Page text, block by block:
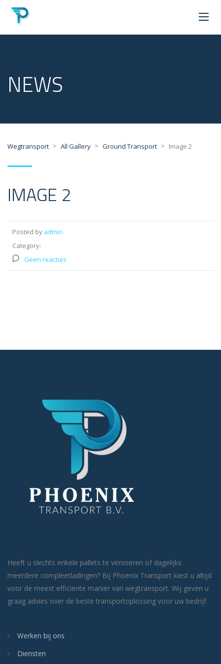
NEWS
Wegtransport > All Gallery > Ground Transport > Image 2
IMAGE 2
Posted by admin
Category:
Geen reacties
Heeft u slechts enkele pallets te vervoeren of dagelijks
meerdere compleetladingen? Bij Phoenix Transport kiest u altijd
voor de meest efficiënte manier van wegtransport. Wij geven u
graag advies over de beste transportoplossing voor uw bedrijf.
Werken bij ons
Diensten